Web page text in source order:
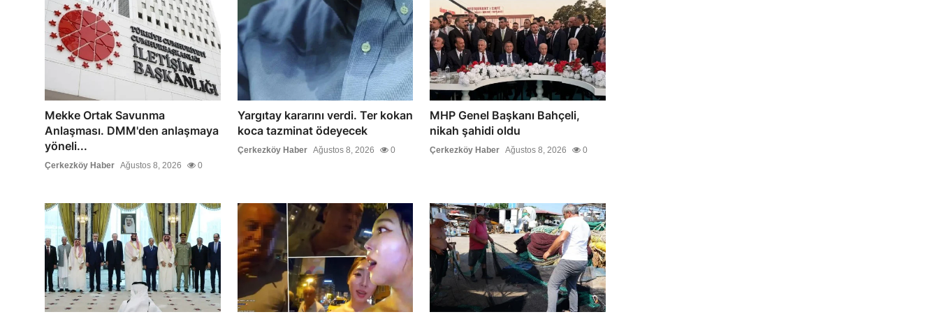
Mekke Ortak Savunma
Anlaşması. DMM'den anlaşmaya
yöneli...
Çerkezköy Haber Ağustos 8, 2026 0
Yargıtay kararını verdi. Ter kokan
koca tazminat ödeyecek
Çerkezköy Haber Ağustos 8, 2026 0
MHP Genel Başkanı Bahçeli,
nikah şahidi oldu
Çerkezköy Haber Ağustos 8, 2026 0